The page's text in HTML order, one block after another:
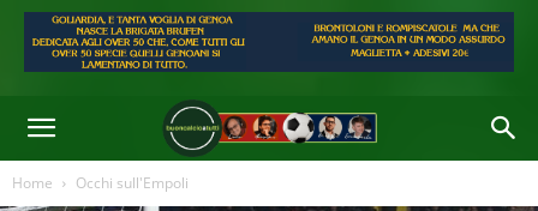
Home Occhi sull'Empoli